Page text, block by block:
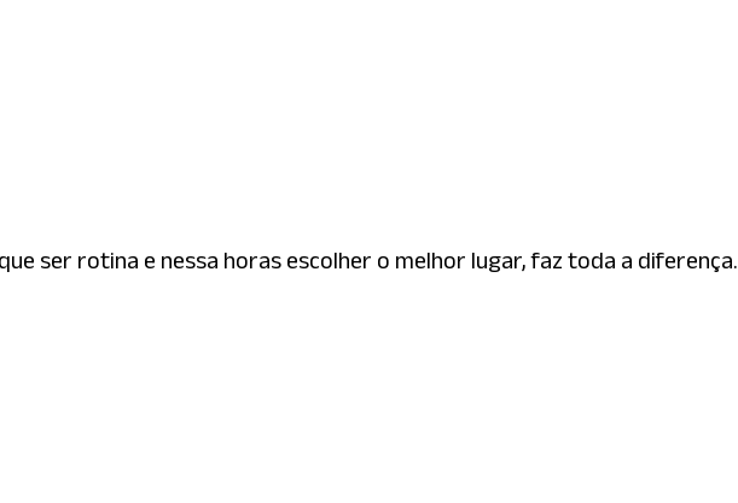
ser rotina e nessa horas escolher o melhor lugar, faz toda a diferença.